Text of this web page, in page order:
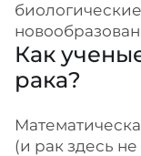
Как
рака?
(и рак здесь